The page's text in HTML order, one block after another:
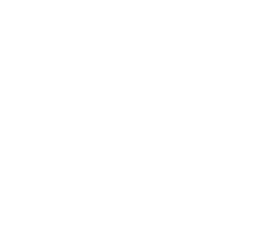
och angenäm röksmak. Tillverkad i
svenska grisar och kor.
Rekarnekött.